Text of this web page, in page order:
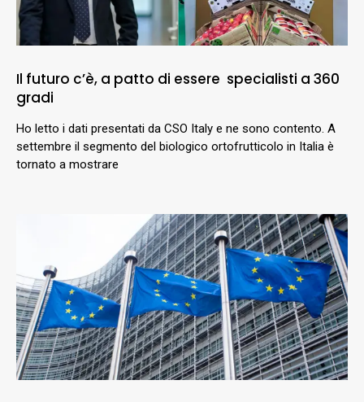
Il futuro c’è, a patto di essere specialisti a 360
gradi
Ho letto i dati presentati da CSO Italy e ne sono contento. A
settembre il segmento del biologico ortofrutticolo in Italia è
tornato a mostrare